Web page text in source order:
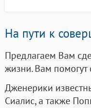
На пути к
Предлагаем Вам
жизни. Вам помогут
Дженерики
Сиалис, а также